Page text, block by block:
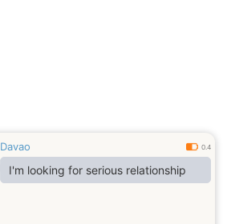
Davao 0.4
I'm looking for serious relationship